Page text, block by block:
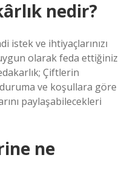
nedir?
istek ve ihtiyaçlarınızı
olarak feda ettiğiniz
Çiftlerin
ve koşullara göre
paylaşabilecekleri
ne